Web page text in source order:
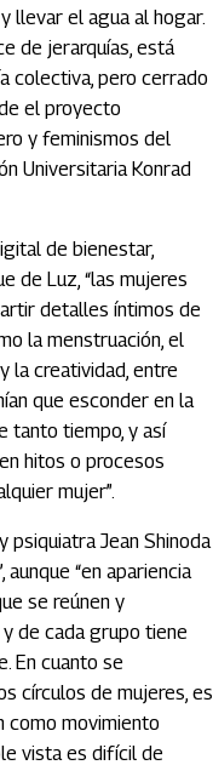
llevar el agua al hogar.
de jerarquías, está
colectiva, pero cerrado
el proyecto
y feminismos del
Universitaria Konrad
de bienestar,
de Luz, “las mujeres
detalles íntimos de
la menstruación, el
la creatividad, entre
que esconder en la
tanto tiempo, y así
hitos o procesos
mujer”.
psiquiatra Jean Shinoda
aunque “en apariencia
se reúnen y
de cada grupo tiene
En cuanto se
círculos de mujeres, es
como movimiento
vista es difícil de